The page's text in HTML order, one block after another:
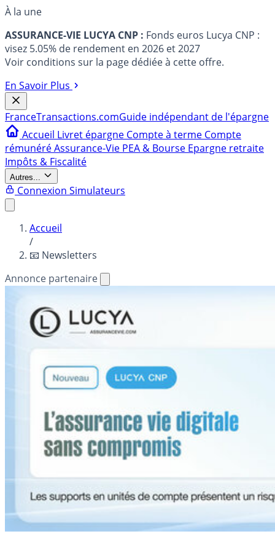
À la une
ASSURANCE-VIE LUCYA CNP : Fonds euros Lucya CNP :
visez 5.05% de rendement en 2026 et 2027
Voir conditions sur la page dédiée à cette offre.
En Savoir Plus
FranceTransactions.comGuide indépendant de l'épargne
Accueil Livret épargne Compte à terme Compte
rémunéréAssurance-Vie PEA & Bourse Epargne retraite
Impôts & Fiscalité
Autres...
Connexion Simulateurs
Accueil
/
📧 Newsletters
Annonce partenaire